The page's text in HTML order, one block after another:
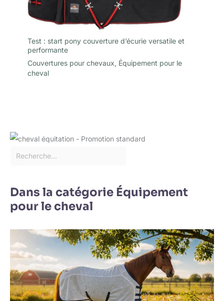
Test : start pony couverture d’écurie versatile et
performante
Couvertures pour chevaux, Équipement pour le
cheval
Dans la catégorie Équipement
pour le cheval